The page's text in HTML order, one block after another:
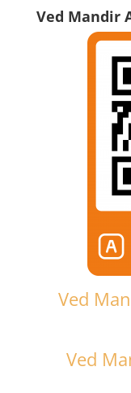
Ved Mandir
Ved
Ved